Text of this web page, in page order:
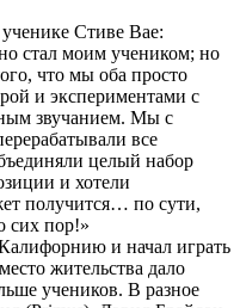
Стиве Вае:
стал моим учеником; но
что мы оба просто
и экспериментами с
звучанием. Мы с
все
целый набор
и хотели
получится… по сути,
сих пор!»
и начал играть
жительства дало
учеников. В разное